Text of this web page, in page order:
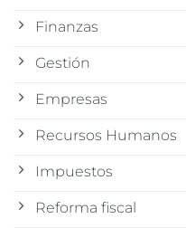
Finanzas
Gestión
Empresas
Recursos Humanos
Impuestos
Reforma fiscal